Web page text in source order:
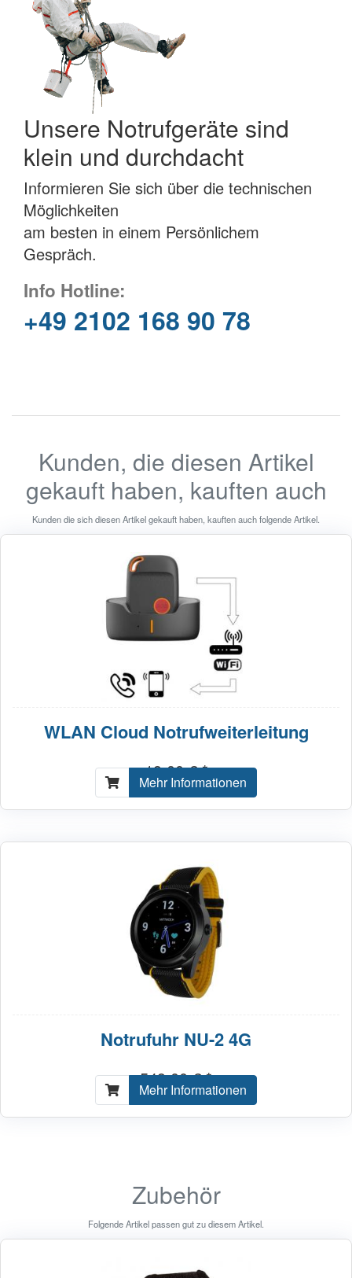
Unsere Notrufgeräte sind
klein und durchdacht
Informieren Sie sich über die technischen
Möglichkeiten
am besten in einem Persönlichem
Gespräch.
Info Hotline:
+49 2102 168 90 78
Kunden, die diesen Artikel
gekauft haben, kauften auch
Kunden die sich diesen Artikel gekauft haben, kauften auch folgende Artikel.
WLAN Cloud Notrufweiterleitung
19,00 € *
Mehr Informationen
Notrufuhr NU-2 4G
549,00 € *
Mehr Informationen
Zubehör
Folgende Artikel passen gut zu diesem Artikel.